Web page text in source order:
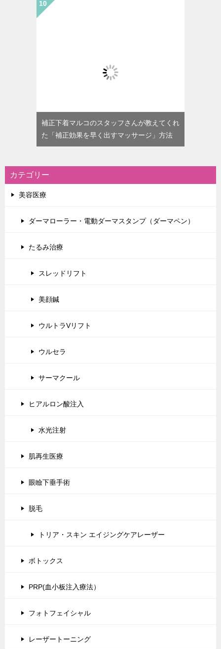
補正下着マルコのスタッフさんが教えてくれ
た「補正効果を早く出すマッサージ」方法
カテゴリー
美容医療
ダーマローラー・電動ダーマスタンプ（ダーマペン）
たるみ治療
スレッドリフト
美顔鍼
ウルトラVリフト
ウルセラ
サーマクール
ヒアルロン酸注入
水光注射
肌再生医療
眼瞼下垂手術
脱毛
トリア・スキン エイジングケアレーザー
ボトックス
PRP(血小板注入療法）
フォトフェイシャル
レーザートーニング